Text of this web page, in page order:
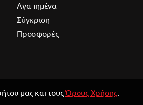
Αγαπημένα
Σύγκριση
Προσφορές
μας και τουςΌρους Χρήσης.